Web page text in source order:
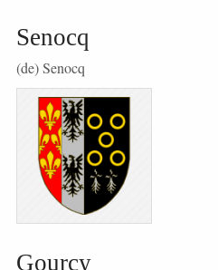
Senocq
(de) Senocq
Gourcy